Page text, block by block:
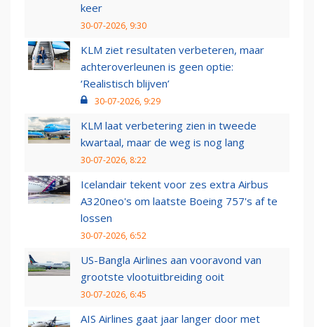
keer
30-07-2026, 9:30
KLM ziet resultaten verbeteren, maar
achteroverleunen is geen optie:
‘Realistisch blijven’
30-07-2026, 9:29
KLM laat verbetering zien in tweede
kwartaal, maar de weg is nog lang
30-07-2026, 8:22
Icelandair tekent voor zes extra Airbus
A320neo's om laatste Boeing 757's af te
lossen
30-07-2026, 6:52
US-Bangla Airlines aan vooravond van
grootste vlootuitbreiding ooit
30-07-2026, 6:45
AIS Airlines gaat jaar langer door met